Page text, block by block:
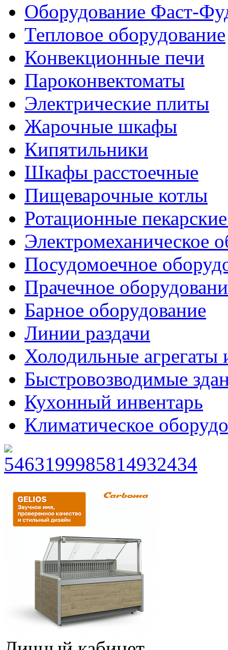
Оборудование Фаст-
Тепловое оборудование
Конвекционные печи
Пароконвектоматы
Электрические плиты
Жарочные шкафы
Кипятильники
Шкафы расстоечные
Пищеварочные котлы
Ротационные
Электромеханическое
Посудомоечное
Прачечное
Барное оборудование
Линии раздачи
Холодильные агрегаты
Быстровозводимые
Кухонный инвентарь
Климатическое